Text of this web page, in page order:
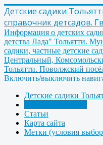
Детские садики
справочник детсадов.
Информация о детских
детства Лада" Тольятти.
садики, частные детские
Центральный,
Тольятти. Поволжский
Включить/выключить
Детские садики
Статьи
Карта сайта
Метки (условия